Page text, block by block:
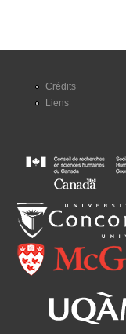
Crédits
Liens